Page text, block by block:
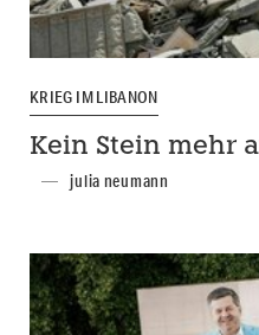
KRIEG IM LIBANON
Kein Stein mehr
julia neumann